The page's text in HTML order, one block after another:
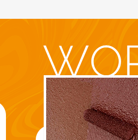
2026/02/27
見積りと施工内容が違う…そ
2026/01/29
屋根塗装でお家の印象をもっ
2026/01/23
新入社員の教育に力を入れ